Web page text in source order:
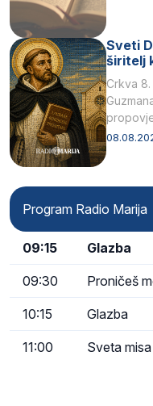
Sveti
širitelj
Crkva
Svojim
Program Radio Marija
09:15 Glazba
09:30 Proničeš
10:15 Glazba
11:00 Sveta misa